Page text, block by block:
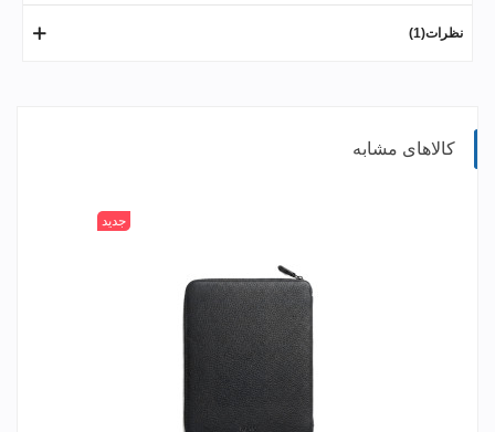
نظرات(1)
کالاهای مشابه
جدید